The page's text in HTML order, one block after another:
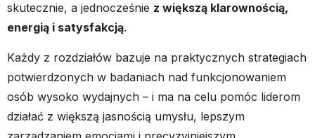
skutecznie, a jednocześnie z większą klarownością,
energią i satysfakcją.
Każdy z rozdziałów bazuje na praktycznych strategiach
potwierdzonych w badaniach nad funkcjonowaniem
osób wysoko wydajnych – i ma na celu pomóc liderom
działać z większą jasnością umysłu, lepszym